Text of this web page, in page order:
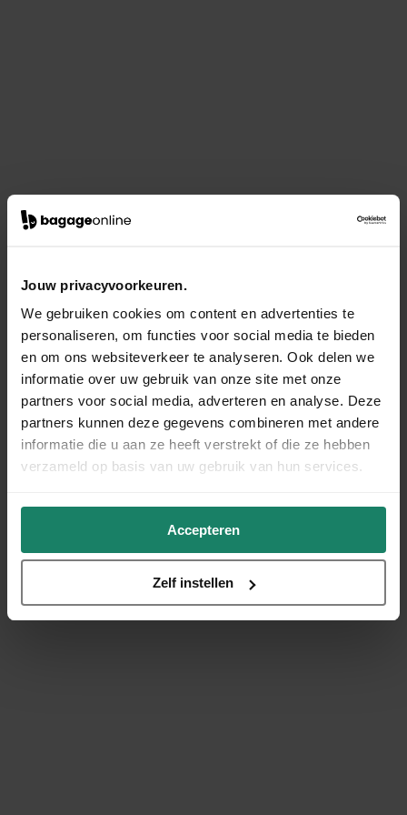
Jouw privacyvoorkeuren.
We gebruiken cookies om content en advertenties te
personaliseren, om functies voor social media te bieden
en om ons websiteverkeer te analyseren. Ook delen we
informatie over uw gebruik van onze site met onze
partners voor social media, adverteren en analyse. Deze
partners kunnen deze gegevens combineren met andere
informatie die u aan ze heeft verstrekt of die ze hebben
verzameld op basis van uw gebruik van hun services.
Accepteren
Zelf instellen